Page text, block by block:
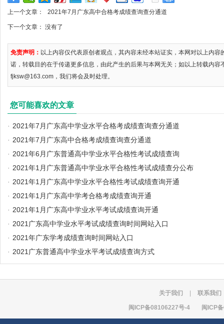
上一个文章： 2021年7月广东高中合格考成绩查询查分通道
下一个文章： 没有了
免责声明： 以上内容仅代表原创者观点，其内容未经本站证实，本网对以上内
诺，转载目的在于传递更多信息，由此产生的后果与本网无关；如以上转载内容
fjksw@163.com，我们将会及时处理。
您可能喜欢的文章
· 2021年7月广东高中学业水平合格考成绩查询查分通道
· 2021年7月广东高中合格考成绩查询查分通道
· 2021年6月广东普通高中学业水平合格性考试成绩查询
· 2021年1月广东普通高中学业水平合格性考试成绩查分公布
· 2021年1月广东高中学业水平合格性考试成绩查询开通
· 2021年1月广东高中学考合格考成绩查询开通
· 2021年1月广东高中学业水平考试成绩查询开通
· 2021广东高中学业水平考试成绩查询时间网站入口
· 2021年广东学考成绩查询时间网站入口
· 2021广东普通高中学业水平考试成绩查询方式
关于我们 联系我们
闽ICP备08106227号-4 闽ICP